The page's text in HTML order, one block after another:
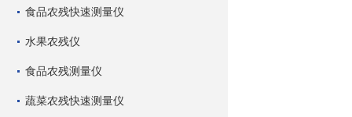
食品农残快速测量仪
水果农残仪
食品农残测量仪
蔬菜农残快速测量仪